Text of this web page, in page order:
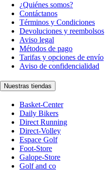
¿Quiénes somos?
Contáctanos
Términos y Condiciones
Devoluciones y reembolsos
Aviso legal
Métodos de pago
Tarifas y opciones de envío
Aviso de confidencialidad
Nuestras tiendas
Basket-Center
Daily Bikers
Direct Running
Direct-Volley
Espace Golf
Foot-Store
Galope-Store
Golf and co